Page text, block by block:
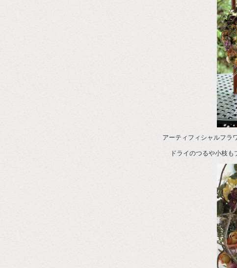
アーティフィシャルフラ
ドライのつるや小枝も